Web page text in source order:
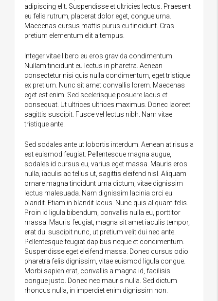
adipiscing elit. Suspendisse et ultricies lectus. Praesent
eu felis rutrum, placerat dolor eget, congue urna.
Maecenas cursus mattis purus eu tincidunt. Cras
pretium elementum elit a tempus.
Integer vitae libero eu eros gravida condimentum.
Nullam tincidunt eu lectus in pharetra. Aenean
consectetur nisi quis nulla condimentum, eget tristique
ex pretium. Nunc sit amet convallis lorem. Maecenas
eget est enim. Sed scelerisque posuere lacus et
consequat. Ut ultrices ultrices maximus. Donec laoreet
sagittis suscipit. Fusce vel lectus nibh. Nam vitae
tristique ante.
Sed sodales ante ut lobortis interdum. Aenean at risus a
est euismod feugiat. Pellentesque magna augue,
sodales id cursus eu, varius eget massa. Mauris eros
nulla, iaculis ac tellus ut, sagittis eleifend nisl. Aliquam
ornare magna tincidunt urna dictum, vitae dignissim
lectus malesuada. Nam dignissim lacinia orci eu
blandit. Etiam in blandit lacus. Nunc quis aliquam felis.
Proin id ligula bibendum, convallis nulla eu, porttitor
massa. Mauris feugiat, magna sit amet iaculis tempor,
erat dui suscipit nunc, ut pretium velit dui nec ante.
Pellentesque feugiat dapibus neque et condimentum.
Suspendisse eget eleifend massa. Donec cursus odio
pharetra felis dignissim, vitae euismod ligula congue.
Morbi sapien erat, convallis a magna id, facilisis
congue justo. Donec nec mauris nulla. Sed dictum
rhoncus nulla, in imperdiet enim dignissim non.